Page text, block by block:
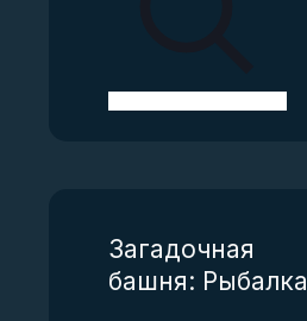
Загадочная
башня: Рыбалка